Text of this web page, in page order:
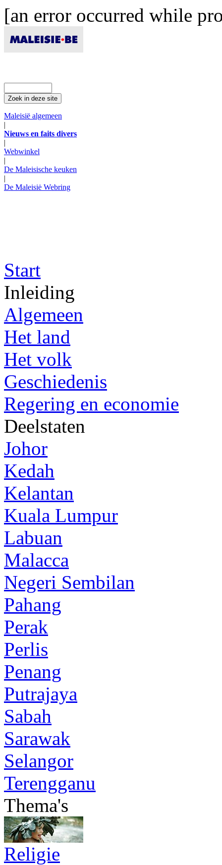
[an error occurred while
Maleisië algemeen
|
Nieuws en faits divers
|
Webwinkel
|
De Maleisische keuken
|
De Maleisiė Webring
Start
Inleiding
Algemeen
Het land
Het volk
Geschiedenis
Regering en economie
Deelstaten
Johor
Kedah
Kelantan
Kuala Lumpur
Labuan
Malacca
Negeri Sembilan
Pahang
Perak
Perlis
Penang
Putrajaya
Sabah
Sarawak
Selangor
Terengganu
Thema's
Religie